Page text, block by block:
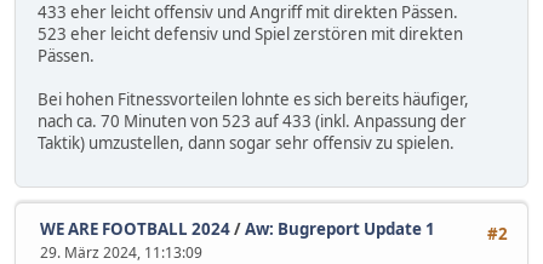
433 eher leicht offensiv und Angriff mit direkten Pässen.
523 eher leicht defensiv und Spiel zerstören mit direkten
Pässen.
Bei hohen Fitnessvorteilen lohnte es sich bereits häufiger,
nach ca. 70 Minuten von 523 auf 433 (inkl. Anpassung der
Taktik) umzustellen, dann sogar sehr offensiv zu spielen.
#2
WE ARE FOOTBALL 2024/Aw: Bugreport Update 1
29. März 2024, 11:13:09